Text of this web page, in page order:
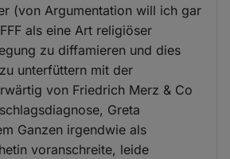
(von Argumentation will ich gar
als eine Art religiöser
zu diffamieren und dies
unterfüttern mit der
von Friedrich Merz & Co
Greta
Ganzen irgendwie als
voranschreite, leide